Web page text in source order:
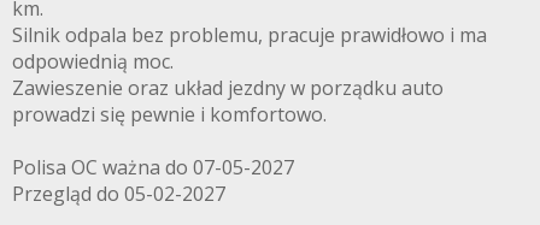
km.
Silnik odpala bez problemu, pracuje prawidłowo i ma
odpowiednią moc.
Zawieszenie oraz układ jezdny w porządku auto
prowadzi się pewnie i komfortowo.
Polisa OC ważna do 07-05-2027
Przegląd do 05-02-2027